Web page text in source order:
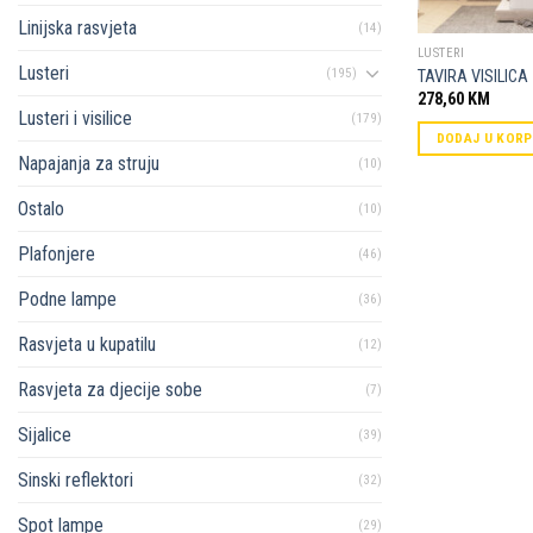
Linijska rasvjeta (14)
Lusteri (195)
Lusteri i visilice (179)
Napajanja za struju (10)
Ostalo (10)
Plafonjere (46)
Podne lampe (36)
Rasvjeta u kupatilu (12)
Rasvjeta za djecije sobe (7)
Sijalice (39)
Sinski reflektori (32)
Spot lampe (29)
LUSTERI
TAVIRA VISILICA
278,60 KM
DODAJ U